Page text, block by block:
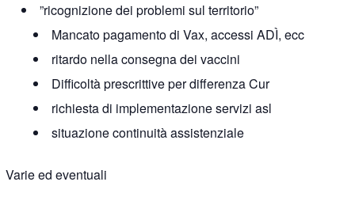
”ricognizione dei problemi sul territorio”
Mancato pagamento di Vax, accessi ADÌ, ecc
ritardo nella consegna dei vaccini
Difficoltà prescrittive per differenza Cur
richiesta di implementazione servizi asl
situazione continuità assistenziale
Varie ed eventuali